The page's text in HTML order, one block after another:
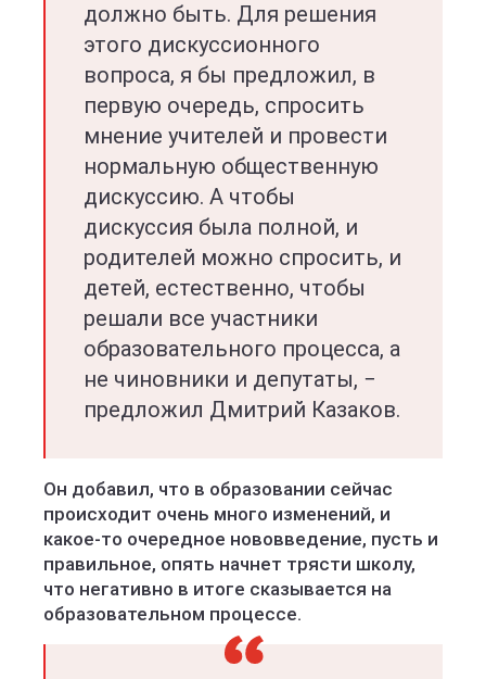
должно быть. Для решения
этого дискуссионного
вопроса, я бы предложил, в
первую очередь, спросить
мнение учителей и провести
нормальную общественную
дискуссию. А чтобы
дискуссия была полной, и
родителей можно спросить, и
детей, естественно, чтобы
решали все участники
образовательного процесса, а
не чиновники и депутаты, −
предложил Дмитрий Казаков.
Он добавил, что в образовании сейчас
происходит очень много изменений, и
какое-то очередное нововведение, пусть и
правильное, опять начнет трясти школу,
что негативно в итоге сказывается на
образовательном процессе.